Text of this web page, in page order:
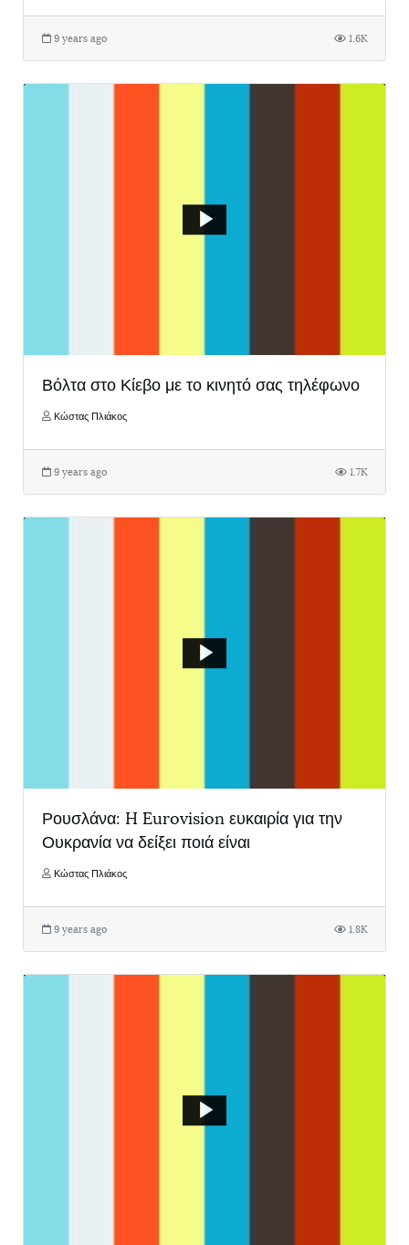
9 years ago 1.6K
Βόλτα στο Κίεβο με το κινητό σας τηλέφωνο
Κώστας Πλιάκος
9 years ago 1.7K
Ρουσλάνα: H Eurovision ευκαιρία για την
Ουκρανία να δείξει ποιά είναι
Κώστας Πλιάκος
9 years ago 1.8K